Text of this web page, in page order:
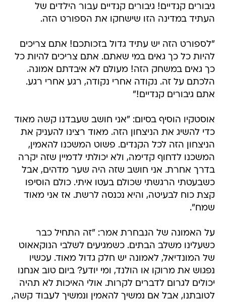
גיבורים קנדיים! גיבורים קנדיים עבור הילדים של
העתיד במדינה הזו שישחקו את הספורט הזה.
"לספורט הזה יש עתיד גדול בזכותכם! אתם צריכים
להיות כל כך גאים במי שאתם. אתם צריכים להיות כל
כך גאים במשחק הזה! מעולם לא איבדתם אמונה.
הלכתם על זה. נקודה אחרי נקודה, רגע אחרי רגע.
אתם גיבורים קנדיים!"
אוסטקיו הוסיף בסיום: "אני חושב שעבדנו קשה מאוד
כדי להשיג את הניצחון הזה. מאוד רצינו להעניק את
הניצחון הזה לכל הקנדים. פשוט המשכנו להאמין,
המשכנו לדחוף קדימה, ולא יכולתי לדמיין שזה יקרה
בדרך אחרת. אני חושב שזה היה שער מדהים, אבל
כשבעטתי הרגשתי שכולם בעטו איתי. כולם הוסיפו
קצת כוח לבעיטה, והיא נכנסה לרשת. אז אני מאוד
שמח".
על האמונה של הנבחרת אמר: "זה התחיל כבר
כשעלינו משלב הבתים. כשמגיעים לשלבי הנוקאאוט
של המונדיאל, לאמונה יש חלק גדול מאוד. עכשיו
נפגוש את מרוקו או הולנד, ומי יודע? ביום טוב אנחנו
יכולים לגרום לדברים לקרות. אולי האיכות לא תהיה
לטובתנו, אבל אם נמשיך להאמין ונמשיך לעבוד קשה,